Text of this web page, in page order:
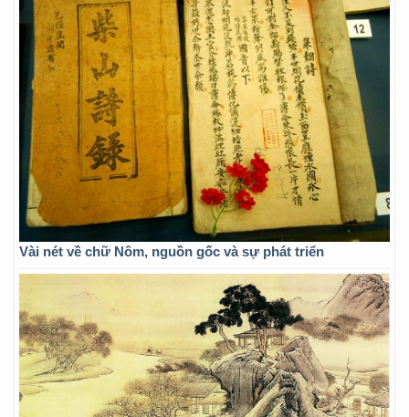
Vài nét về chữ Nôm, nguồn gốc và sự phát triển